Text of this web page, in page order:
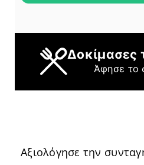
Δοκίμασες
Άφησε το
Αξιολόγησε την